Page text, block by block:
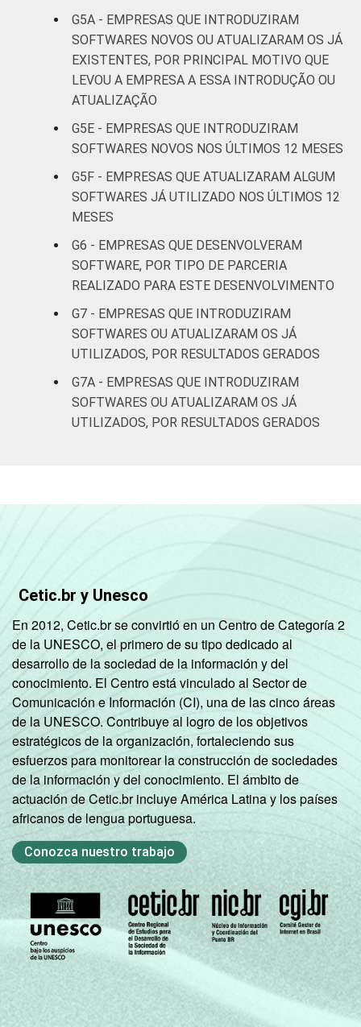
Fonte: CGI.br/NIC.br, Centro Regional de
Estudos para o Desenvolvimento da
Sociedade da Informação (Cetic.br),
Pesquisa sobre o uso das tecnologias de
informação e comunicação nas empresas
Atualizado em 04 de junho de 2019. Para
mais detalhes, veja a Nota:
https://cetic.br/noticia/correcao-das-
tabelas-de-resultados-da-pesquisa-tic-
empresas-2017
G5A - EMPRESAS QUE INTRODUZIRAM
SOFTWARES NOVOS OU ATUALIZARAM OS JÁ
EXISTENTES, POR PRINCIPAL MOTIVO QUE
LEVOU A EMPRESA A ESSA INTRODUÇÃO OU
ATUALIZAÇÃO
G5E - EMPRESAS QUE INTRODUZIRAM
SOFTWARES NOVOS NOS ÚLTIMOS 12 MESES
G5F - EMPRESAS QUE ATUALIZARAM ALGUM
SOFTWARES JÁ UTILIZADO NOS ÚLTIMOS 12
MESES
G6 - EMPRESAS QUE DESENVOLVERAM
SOFTWARE, POR TIPO DE PARCERIA
REALIZADO PARA ESTE DESENVOLVIMENTO
G7 - EMPRESAS QUE INTRODUZIRAM
SOFTWARES OU ATUALIZARAM OS JÁ
UTILIZADOS, POR RESULTADOS GERADOS
G7A - EMPRESAS QUE INTRODUZIRAM
SOFTWARES OU ATUALIZARAM OS JÁ
UTILIZADOS, POR RESULTADOS GERADOS
Cetic.br y Unesco
En 2012, Cetic.br se convirtió en un Centro de Categoría 2
de la UNESCO, el primero de su tipo dedicado al
desarrollo de la sociedad de la información y del
conocimiento. El Centro está vinculado al Sector de
Comunicación e Información (CI), una de las cinco áreas
de la UNESCO. Contribuye al logro de los objetivos
estratégicos de la organización, fortaleciendo sus
esfuerzos para monitorear la construcción de sociedades
de la información y del conocimiento. El ámbito de
actuación de Cetic.br incluye América Latina y los países
africanos de lengua portuguesa.
Conozca nuestro trabajo